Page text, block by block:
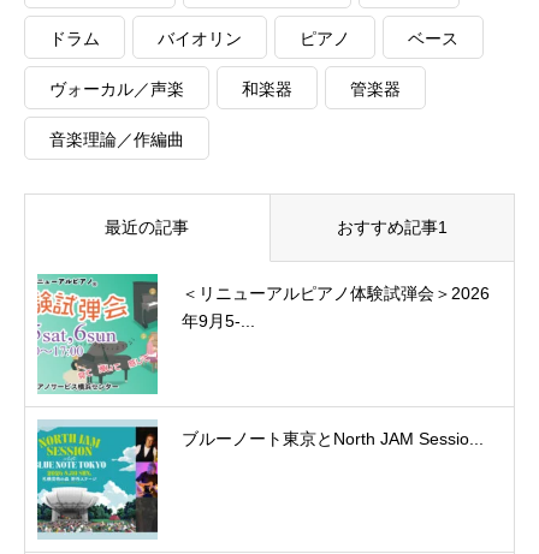
ドラム バイオリン ピアノ ベース
ヴォーカル／声楽 和楽器 管楽器
音楽理論／作編曲
最近の記事 おすすめ記事1
＜リニューアルピアノ体験試弾会＞2026
年9月5-...
ブルーノート東京とNorth JAM Sessio...